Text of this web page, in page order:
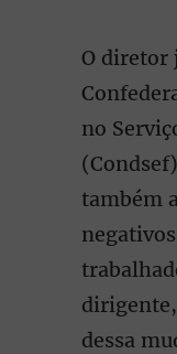
O diretor
no
também
dessa